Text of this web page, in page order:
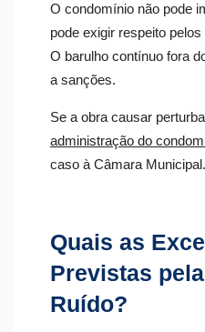
O condomínio não pode
pode exigir respeito
O barulho contínuo fora
a sanções.
Se a obra causar
administração do
caso à Câmara Municipal.
Quais as
Previstas
Ruído?